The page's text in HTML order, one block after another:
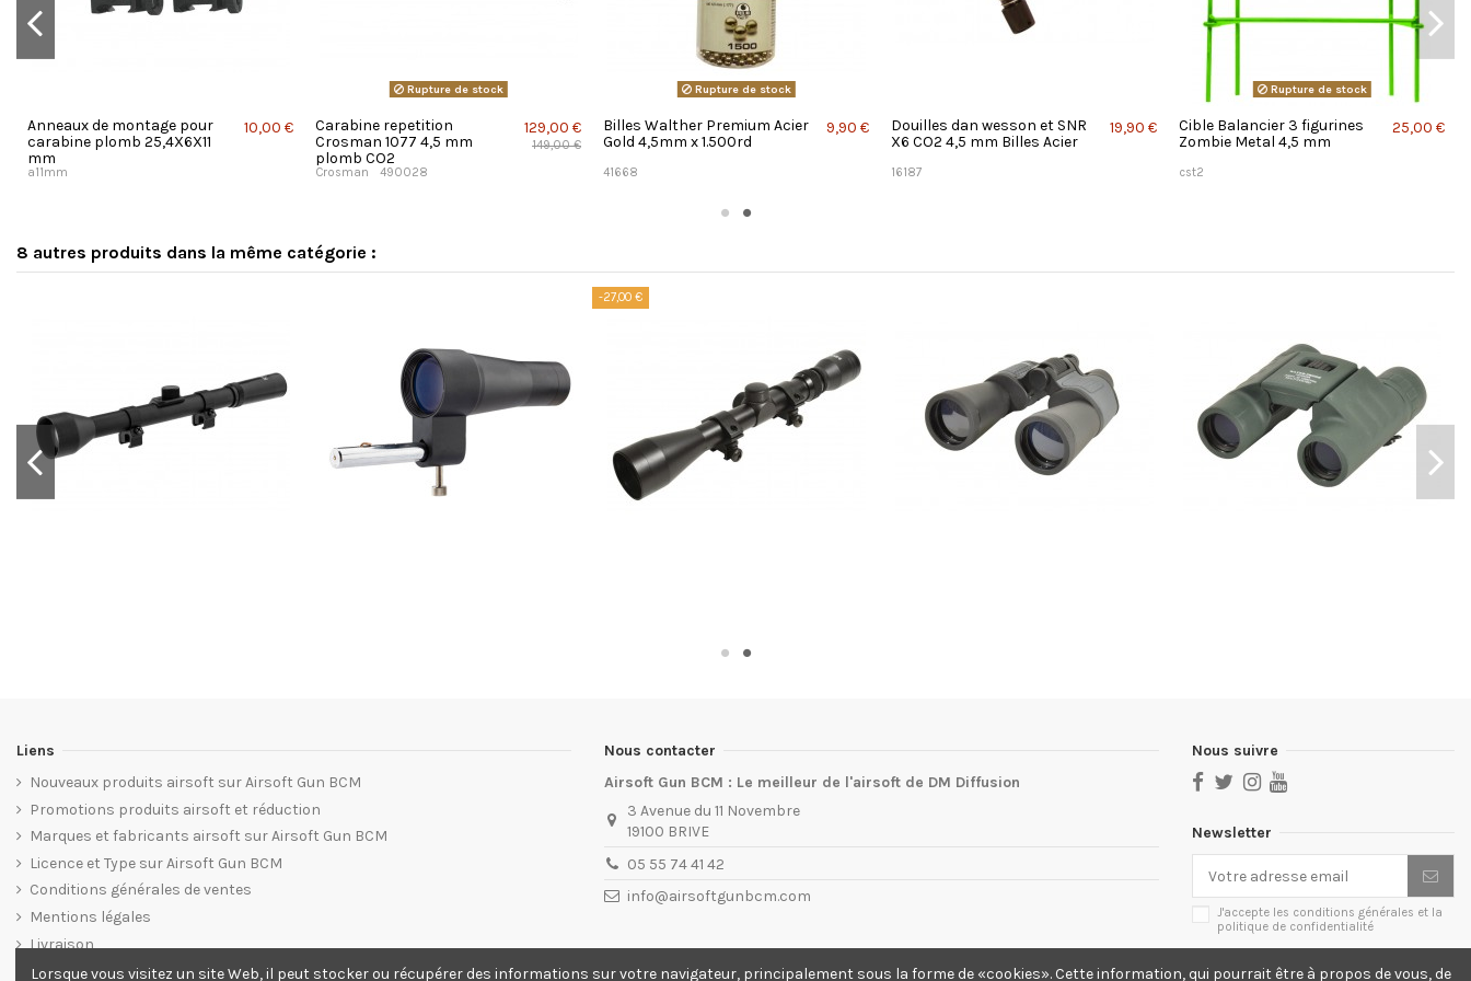
Anneaux de montage pour
carabine plomb 25,4X6X11
mm
a11mm
10,00 €
Rupture de stock
Carabine repetition
Crosman 1077 4,5 mm
plomb CO2
Crosman 490028
129,00 €
149,00 €
Rupture de stock
Billes Walther Premium Acier
Gold 4,5mm x 1.500rd
41668
9,90 €
Douilles dan wesson et SNR
X6 CO2 4,5 mm Billes Acier
16187
19,90 €
Rupture de stock
Cible Balancier 3 figurines
Zombie Metal 4,5 mm
cst2
25,00 €
8 autres produits dans la même catégorie :
-27,00 €
Liens
Nouveaux produits airsoft sur Airsoft Gun BCM
Promotions produits airsoft et réduction
Marques et fabricants airsoft sur Airsoft Gun BCM
Licence et Type sur Airsoft Gun BCM
Conditions générales de ventes
Mentions légales
Livraison
Plan du site web Airsoft Gun BCM
Nous contacter
Airsoft Gun BCM : Le meilleur de l'airsoft de DM Diffusion
3 Avenue du 11 Novembre
19100 BRIVE
05 55 74 41 42
info@airsoftgunbcm.com
Nous suivre
Newsletter
J'accepte les conditions générales et la
politique de confidentialité
Lorsque vous visitez un site Web, il peut stocker ou récupérer des informations sur votre navigateur, principalement sous la forme de «cookies». Cette information, qui pourrait être à propos de vous, de